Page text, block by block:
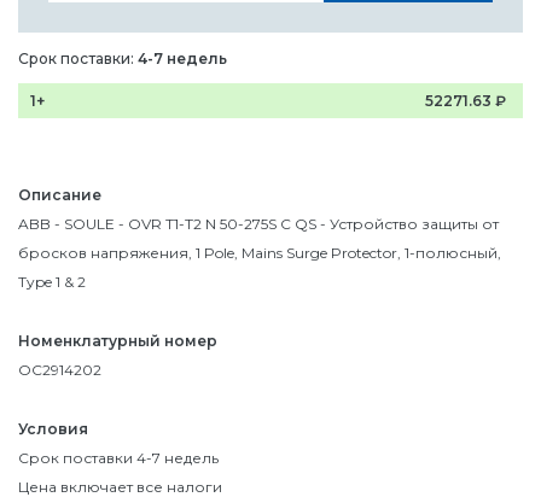
Описание
ABB - SOULE - OVR T1-T2 N 50-275S C QS - Устройство защиты от
бросков напряжения, 1 Pole, Mains Surge Protector, 1-полюсный,
Type 1 & 2
Номенклатурный номер
OC2914202
Условия
Срок поставки 4-7 недель
Цена включает все налоги
Срок поставки: 4-7 недель
1+ 52271.63 ₽